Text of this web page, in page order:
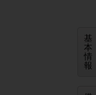
基
本
情
報